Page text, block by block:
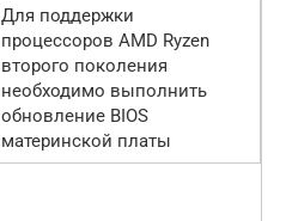
Для поддержки
процессоров AMD Ryzen
второго поколения
необходимо выполнить
обновление BIOS
материнской платы